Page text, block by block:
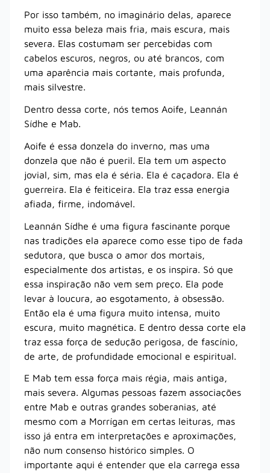
Por isso também, no imaginário delas, aparece
muito essa beleza mais fria, mais escura, mais
severa. Elas costumam ser percebidas com
cabelos escuros, negros, ou até brancos, com
uma aparência mais cortante, mais profunda,
mais silvestre.
Dentro dessa corte, nós temos Aoife, Leannán
Sídhe e Mab.
Aoife é essa donzela do inverno, mas uma
donzela que não é pueril. Ela tem um aspecto
jovial, sim, mas ela é séria. Ela é caçadora. Ela é
guerreira. Ela é feiticeira. Ela traz essa energia
afiada, firme, indomável.
Leannán Sídhe é uma figura fascinante porque
nas tradições ela aparece como esse tipo de fada
sedutora, que busca o amor dos mortais,
especialmente dos artistas, e os inspira. Só que
essa inspiração não vem sem preço. Ela pode
levar à loucura, ao esgotamento, à obsessão.
Então ela é uma figura muito intensa, muito
escura, muito magnética. E dentro dessa corte ela
traz essa força de sedução perigosa, de fascínio,
de arte, de profundidade emocional e espiritual.
E Mab tem essa força mais régia, mais antiga,
mais severa. Algumas pessoas fazem associações
entre Mab e outras grandes soberanias, até
mesmo com a Morrígan em certas leituras, mas
isso já entra em interpretações e aproximações,
não num consenso histórico simples. O
importante aqui é entender que ela carrega essa